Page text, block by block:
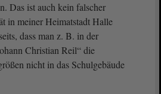
Das ist auch kein falscher
in meiner Heimatstadt Halle
dass man z. B. in der
Christian Reil“ die
nicht in das Schulgebäude